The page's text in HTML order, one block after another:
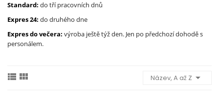
Standard: do tří pracovních dnů
Expres 24: do druhého dne
Expres do večera: výroba ještě týž den. Jen po předchozí dohodě s
personálem.
  Název, A až Z 